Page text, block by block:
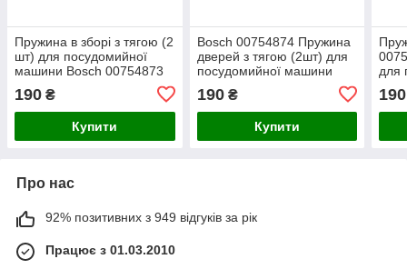
Пружина в зборі з тягою (2
шт) для посудомийної
машини Bosch 00754873
190 ₴
Купити
Bosch 00754874 Пружина
дверей з тягою (2шт) для
посудомийної машини
190₴
Купити
для
190
Про нас
92% позитивних з 949 відгуків за рік
Працює з 01.03.2010